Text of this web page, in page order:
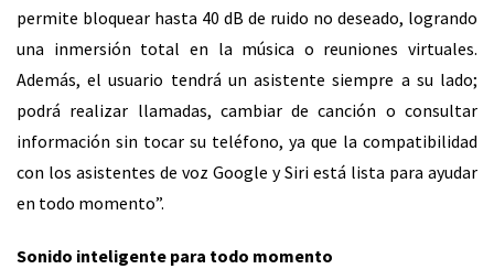
permite bloquear hasta 40 dB de ruido no deseado, logrando
una inmersión total en la música o reuniones virtuales.
Además, el usuario tendrá un asistente siempre a su lado;
podrá realizar llamadas, cambiar de canción o consultar
información sin tocar su teléfono, ya que la compatibilidad
con los asistentes de voz Google y Siri está lista para ayudar
en todo momento”.
Sonido inteligente para todo momento